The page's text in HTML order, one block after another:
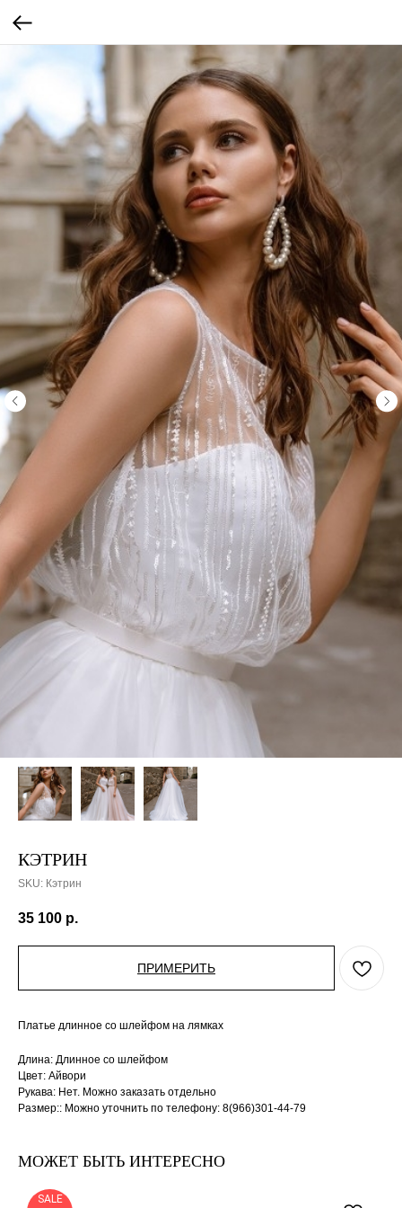
КЭТРИН
SKU: Кэтрин
35 100 р.
ПРИМЕРИТЬ
Платье длинное со шлейфом на лямках
Длина: Длинное со шлейфом
Цвет: Айвори
Рукава: Нет. Можно заказать отдельно
Размер:: Можно уточнить по телефону: 8(966)301-44-79
МОЖЕТ БЫТЬ ИНТЕРЕСНО
SALE